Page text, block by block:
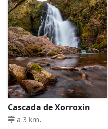
Cascada de Xorroxin
a 3 km.